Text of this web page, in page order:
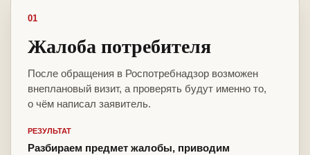
01
Жалоба потребителя
После обращения в Роспотребнадзор возможен
внеплановый визит, а проверять будут именно то,
о чём написал заявитель.
РЕЗУЛЬТАТ
Разбираем предмет жалобы, приводим